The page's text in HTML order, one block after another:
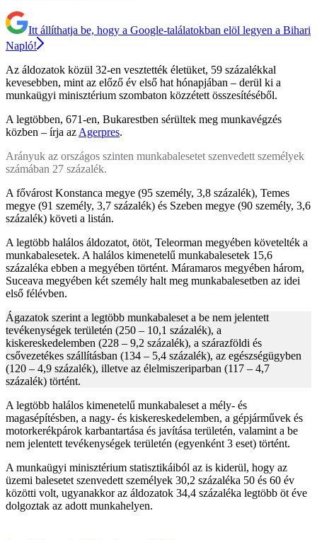
Itt állíthatja be, hogy a Google-találatokban elöl legyen a Bihari
Napló!
Az áldozatok közül 32-en vesztették életüket, 59 százalékkal
kevesebben, mint az előző év első hat hónapjában – derül ki a
munkaügyi minisztérium szombaton közzétett összesítéséből.
A legtöbben, 671-en, Bukarestben sérültek meg munkavégzés
közben – írja az Agerpres.
Arányuk az országos szinten munkabalesetet szenvedett személyek
számában 27 százalék.
A fővárost Konstanca megye (95 személy, 3,8 százalék), Temes
megye (91 személy, 3,7 százalék) és Szeben megye (90 személy, 3,6
százalék) követi a listán.
A legtöbb halálos áldozatot, ötöt, Teleorman megyében követelték a
munkabalesetek. A halálos kimenetelű munkabalesetek 15,6
százaléka ebben a megyében történt. Máramaros megyében három,
Suceava megyében két személy halt meg munkabalesetben az idei
első félévben.
Ágazatok szerint a legtöbb munkabaleset a be nem jelentett
tevékenységek területén (250 – 10,1 százalék), a
kiskereskedelemben (228 – 9,2 százalék), a szárazföldi és
csővezetékes szállításban (134 – 5,4 százalék), az egészségügyben
(120 – 4,9 százalék), illetve az élelmiszeriparban (117 – 4,7
százalék) történt.
A legtöbb halálos kimenetelű munkabaleset a mély- és
magasépítésben, a nagy- és kiskereskedelemben, a gépjárművek és
motorkerékpárok karbantartása és javítása területén, valamint a be
nem jelentett tevékenységek területén (egyenként 3 eset) történt.
A munkaügyi minisztérium statisztikáiból az is kiderül, hogy az
üzemi balesetet szenvedett személyek 30,2 százaléka 50 és 60 év
közötti volt, ugyanakkor az áldozatok 34,4 százaléka legtöbb öt éve
dolgoztak az adott munkahelyen.